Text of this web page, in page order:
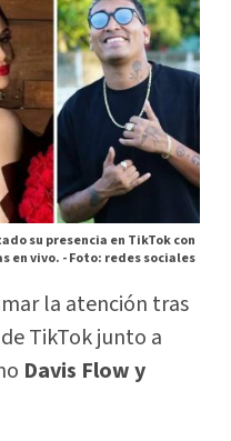
su presencia en TikTok con
en vivo. -Foto: redes sociales
la atención tras
TikTok junto a
Davis Flow y